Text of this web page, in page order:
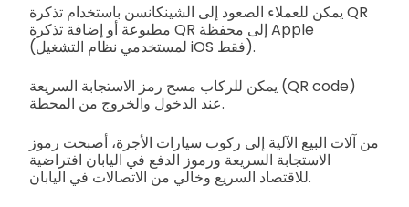
يمكن للعملاء الصعود إلى الشينكانسن باستخدام تذكرة QR
مطبوعة أو إضافة تذكرة QR إلى محفظة Apple
(لمستخدمي نظام التشغيل iOS فقط).
يمكن للركاب مسح رمز الاستجابة السريعة (QR code)
عند الدخول والخروج من المحطة.
من آلات البيع الآلية إلى ركوب سيارات الأجرة، أصبحت رموز
الاستجابة السريعة ورموز الدفع في اليابان افتراضية
للاقتصاد السريع وخالي من الاتصالات في اليابان.